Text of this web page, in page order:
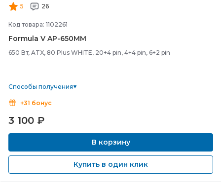
5 26
Код товара: 1102261
Formula V AP-650ММ
650 Вт, ATX, 80 Plus WHITE, 20+4 pin, 4+4 pin, 6+2 pin
Способы получения
+31 бонус
3 100 ₽
В корзину
Купить в один клик